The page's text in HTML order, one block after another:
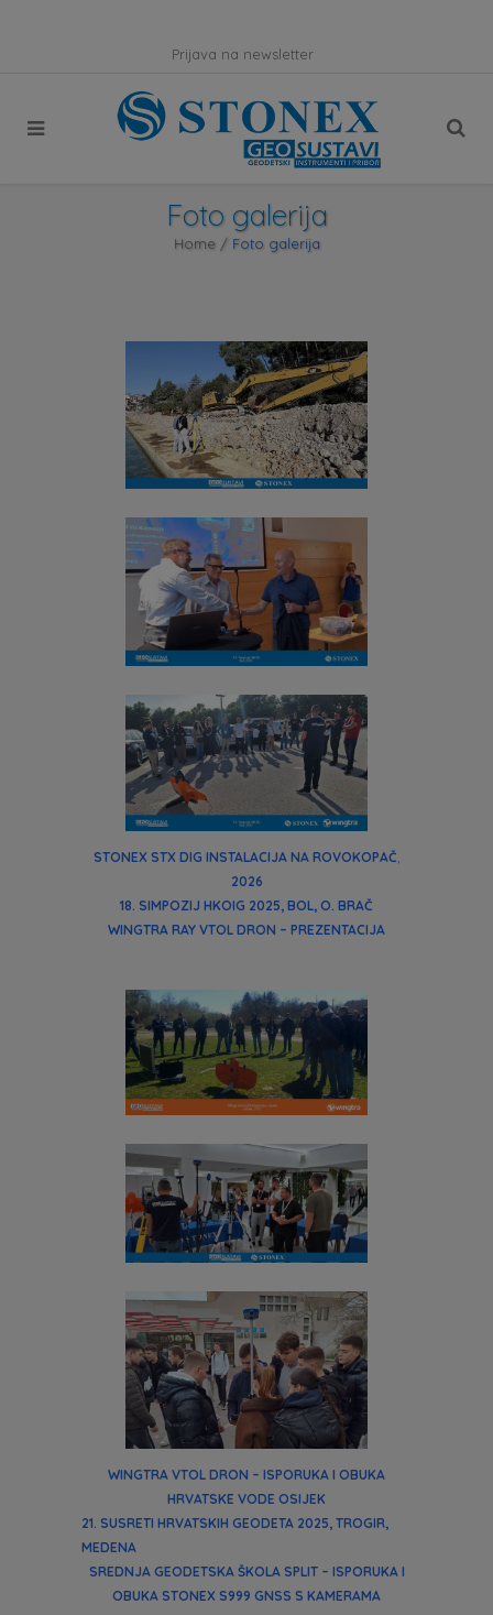
Prijava na newsletter
Foto galerija
Home / Foto galerija
STONEX STX DIG INSTALACIJA NA ROVOKOPAČ,
2026
18. SIMPOZIJ HKOIG 2025, BOL, O. BRAČ
WINGTRA RAY VTOL DRON – PREZENTACIJA
WINGTRA VTOL DRON – ISPORUKA I OBUKA
HRVATSKE VODE OSIJEK
21. SUSRETI HRVATSKIH GEODETA 2025, TROGIR,
MEDENA
SREDNJA GEODETSKA ŠKOLA SPLIT – ISPORUKA I
OBUKA STONEX S999 GNSS S KAMERAMA